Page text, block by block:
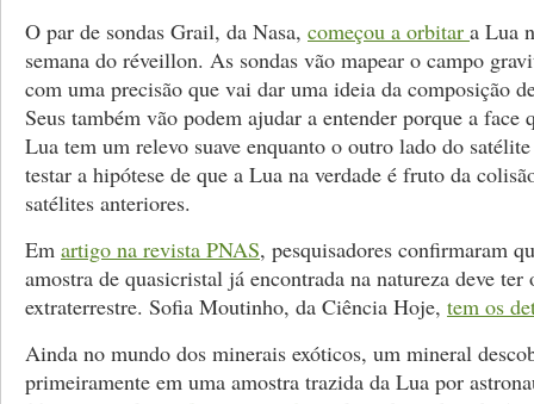
O par de sondas Grail, da Nasa, começou a orbitar a Lua
semana do réveillon. As sondas vão mapear o campo
com uma precisão que vai dar uma ideia da composição
Seus também vão podem ajudar a entender porque a face
Lua tem um relevo suave enquanto o outro lado do
testar a hipótese de que a Lua na verdade é fruto da
satélites anteriores.
Em artigo na revista PNAS, pesquisadores confirmaram
amostra de quasicristal já encontrada na natureza deve ter
extraterrestre. Sofia Moutinho, da Ciência Hoje, tem os
Ainda no mundo dos minerais exóticos, um mineral
primeiramente em uma amostra trazida da Lua por